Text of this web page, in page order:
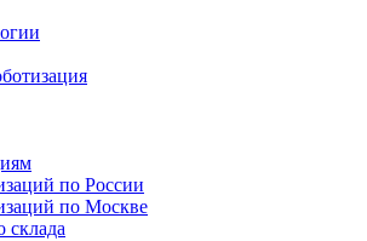
по России
по Москве
склада